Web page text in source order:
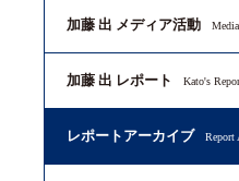
加藤 出 メディア活動
加藤 出 レポート Kato's
レポートアーカイブ Report